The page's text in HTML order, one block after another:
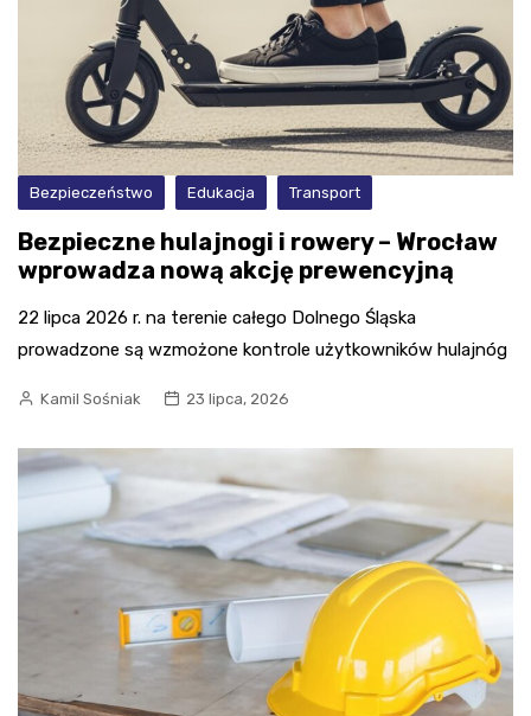
Bezpieczeństwo Edukacja Transport
Bezpieczne hulajnogi i rowery – Wrocław
wprowadza nową akcję prewencyjną
22 lipca 2026 r. na terenie całego Dolnego Śląska
prowadzone są wzmożone kontrole użytkowników hulajnóg
Kamil Sośniak 23 lipca, 2026